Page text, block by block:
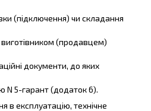
(підключення) чи складання
(продавцем)
документи, до яких
N 5-гарант (додаток 6).
в експлуатацію, технічне